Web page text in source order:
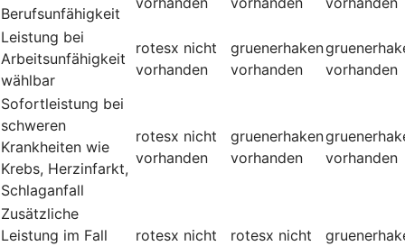
Berufsunfähigkeit
Leistung bei
Arbeitsunfähigkeit
wählbar
rotesx nicht
vorhanden
gruenerhaken
vorhanden
vorhanden
Sofortleistung bei
schweren
Krankheiten wie
Krebs, Herzinfarkt,
Schlaganfall
rotesx nicht
vorhanden
gruenerhaken
vorhanden
vorhanden
Zusätzliche
Leistung im Fall
rotesx nicht
rotesx nicht